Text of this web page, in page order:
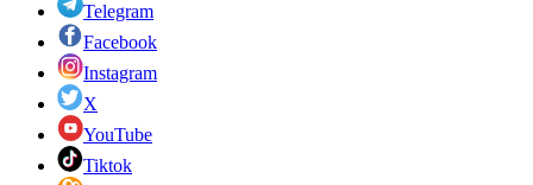
Telegram
Facebook
Instagram
X
YouTube
Tiktok